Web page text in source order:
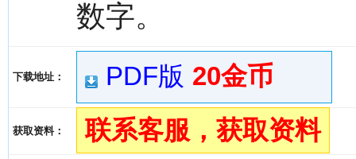
数字。
下载地址： PDF版 20金币
获取资料： 联系客服，获取资料